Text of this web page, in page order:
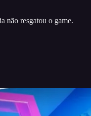
não resgatou o game.